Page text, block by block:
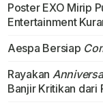
Poster EXO Mirip
Entertainment
Aespa Bersiap
Rayakan
Banjir Kritikan dari